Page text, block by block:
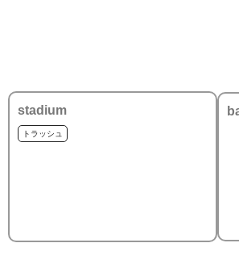
stadium
トラッシュ